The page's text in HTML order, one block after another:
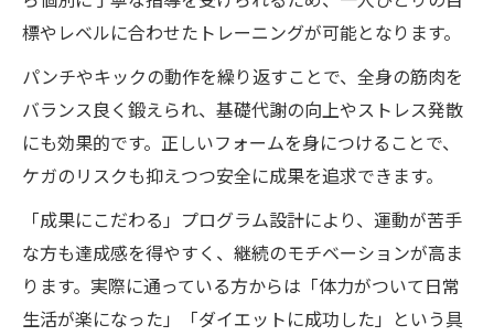
標やレベルに合わせたトレーニングが可能となります。
パンチやキックの動作を繰り返すことで、全身の筋肉を
バランス良く鍛えられ、基礎代謝の向上やストレス発散
にも効果的です。正しいフォームを身につけることで、
ケガのリスクも抑えつつ安全に成果を追求できます。
「成果にこだわる」プログラム設計により、運動が苦手
な方も達成感を得やすく、継続のモチベーションが高ま
ります。実際に通っている方からは「体力がついて日常
生活が楽になった」「ダイエットに成功した」という具